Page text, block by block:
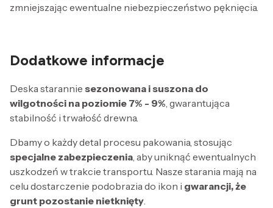
zmniejszając ewentualne niebezpieczeństwo pęknięcia.
Dodatkowe informacje
Deska starannie sezonowana i suszona do
wilgotności na poziomie 7% - 9%, gwarantująca
stabilność i trwałość drewna.
Dbamy o każdy detal procesu pakowania, stosując
specjalne zabezpieczenia, aby uniknąć ewentualnych
uszkodzeń w trakcie transportu. Nasze starania mają na
celu dostarczenie podobrazia do ikon i gwarancji, że
grunt pozostanie nietknięty.